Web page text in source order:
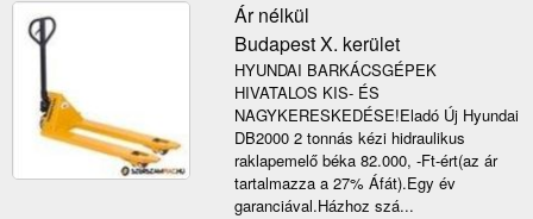
Ár nélkül
Budapest X. kerület
HYUNDAI BARKÁCSGÉPEK
HIVATALOS KIS- ÉS
NAGYKERESKEDÉSE!Eladó Új Hyundai
DB2000 2 tonnás kézi hidraulikus
raklapemelő béka 82.000, -Ft-ért(az ár
tartalmazza a 27% Áfát).Egy év
garanciával.Házhoz szá...